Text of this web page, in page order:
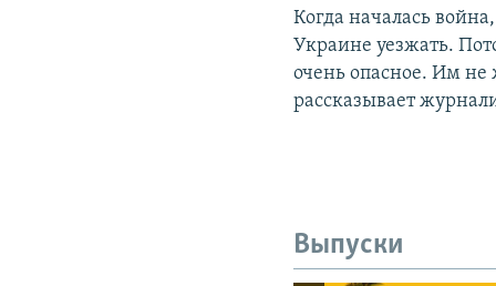
Когда началась
Украине уезжать.
очень опасное. Им
рассказывает
Выпуски